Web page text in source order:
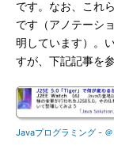
です。なお、これ
です（アノテーシ
明しています）。
すが、下記記事を
Javaプログラミング -